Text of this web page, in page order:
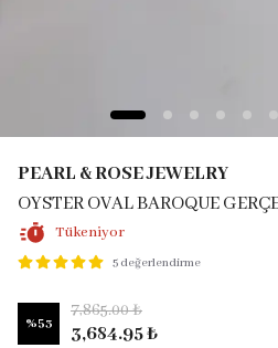
PEARL & ROSE JEWELRY
OYSTER OVAL BAROQUE
Tükeniyor
5 değerlendirme
%53
7,865.00 ₺
3,684.95 ₺